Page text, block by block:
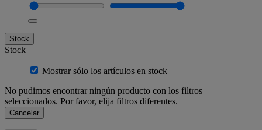
Stock
Stock
Mostrar sólo los artículos en stock
No pudimos encontrar ningún producto con los filtros
seleccionados. Por favor, elija filtros diferentes.
Cancelar